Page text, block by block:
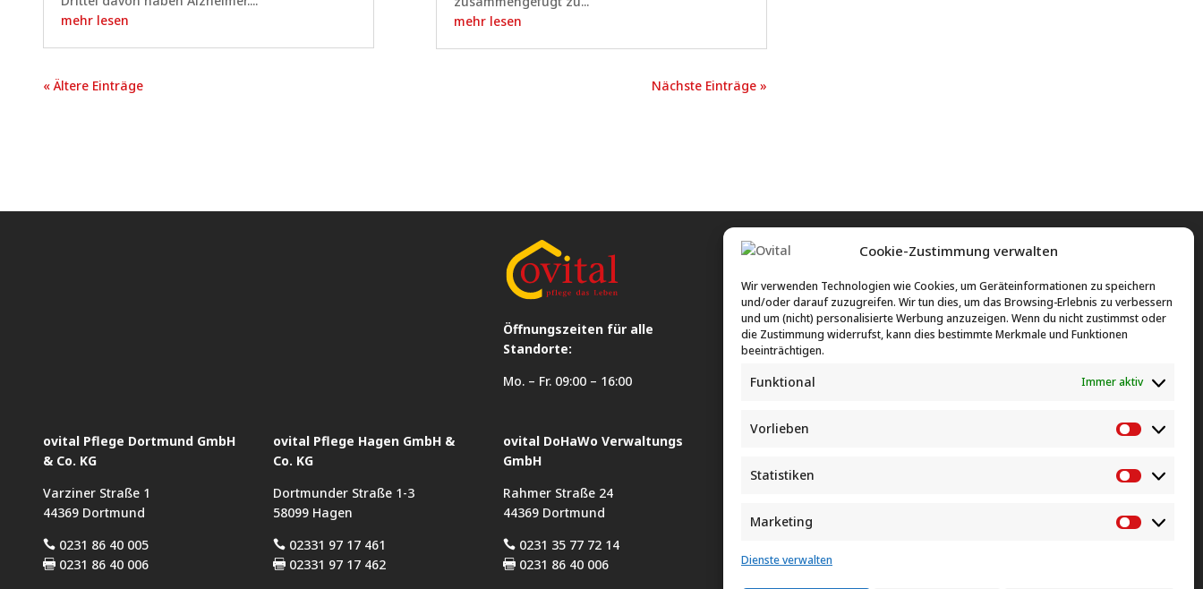
Cookie-Zustimmung verwalten
Wir verwenden Technologien wie Cookies, um Geräteinformationen zu speichern
und/oder darauf zuzugreifen. Wir tun dies, um das Browsing-Erlebnis zu verbessern
und um (nicht) personalisierte Werbung anzuzeigen. Wenn du nicht zustimmst oder
die Zustimmung widerrufst, kann dies bestimmte Merkmale und Funktionen
beeinträchtigen.
Funktional Immer aktiv
Vorlieben
Vorlieben
Statistiken
Marketing
Dienste verwalten
mehr lesen
mehr lesen
« Ältere Einträge Nächste Einträge »
Öffnungszeiten für alle
Standorte:
Mo. – Fr. 09:00 – 16:00
ovital Pflege Dortmund GmbH
& Co. KG
Varziner Straße 1
44369 Dortmund
 0231 86 40 005
 0231 86 40 006
ovital Pflege Hagen GmbH &
Co. KG
Dortmunder Straße 1-3
58099 Hagen
 02331 97 17 461
 02331 97 17 462
ovital DoHaWo Verwaltungs
GmbH
Rahmer Straße 24
44369 Dortmund
 0231 35 77 72 14
 0231 86 40 006
44369 Dortmund
ovital Wohnen GmbH & Co. KG